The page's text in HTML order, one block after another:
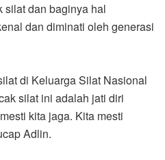
silat dan baginya hal
dan diminati oleh generasi
di Keluarga Silat Nasional
silat ini adalah jati diri
kita jaga. Kita mesti
Adlin.